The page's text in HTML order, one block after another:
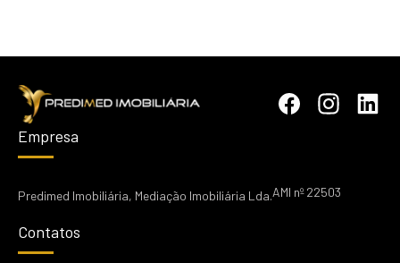
Empresa
Predimed Imobiliária, Mediação Imobiliária Lda.AMI nº 22503
Contatos